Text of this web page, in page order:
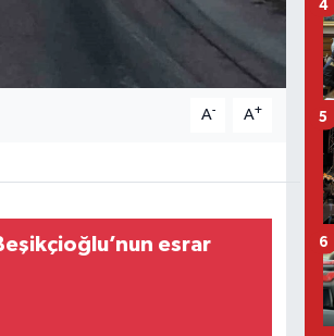
A- A+
esrar
4
5
6